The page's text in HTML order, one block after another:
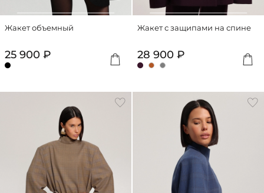
Жакет объемный
25 900 ₽
Жакет с защипами на спине
28 900 ₽